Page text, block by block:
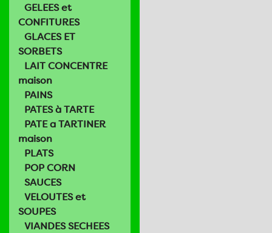
GELEES et
CONFITURES
GLACES ET
SORBETS
LAIT CONCENTRE
maison
PAINS
PATES à TARTE
PATE a TARTINER
maison
PLATS
POP CORN
SAUCES
VELOUTES et
SOUPES
VIANDES SECHEES